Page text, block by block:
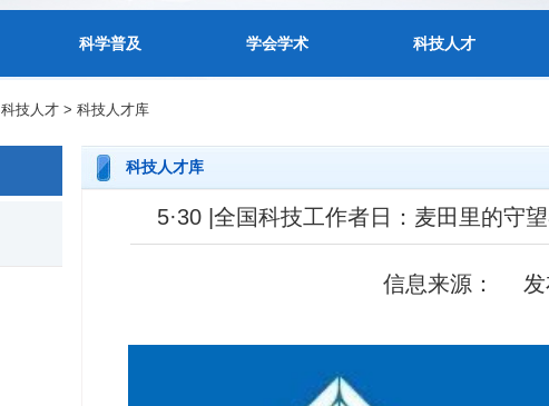
科学普及 学会学术 科技人才
科技人才> 科技人才库
科技人才库
5·30 |全国科技工作者日：麦田里的守
信息来源： 发